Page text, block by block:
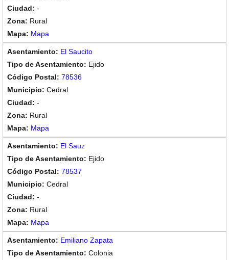
-
Rural
Mapa
El Saucito
Ejido
78536
Cedral
-
Rural
Mapa
El Sauz
Ejido
78537
Cedral
-
Rural
Mapa
Emiliano Zapata
Colonia